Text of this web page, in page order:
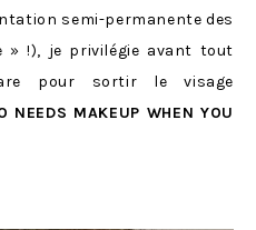
semi-permanente des
» !), je privilégie avant tout
pour sortir le visage
NEEDS MAKEUP WHEN YOU